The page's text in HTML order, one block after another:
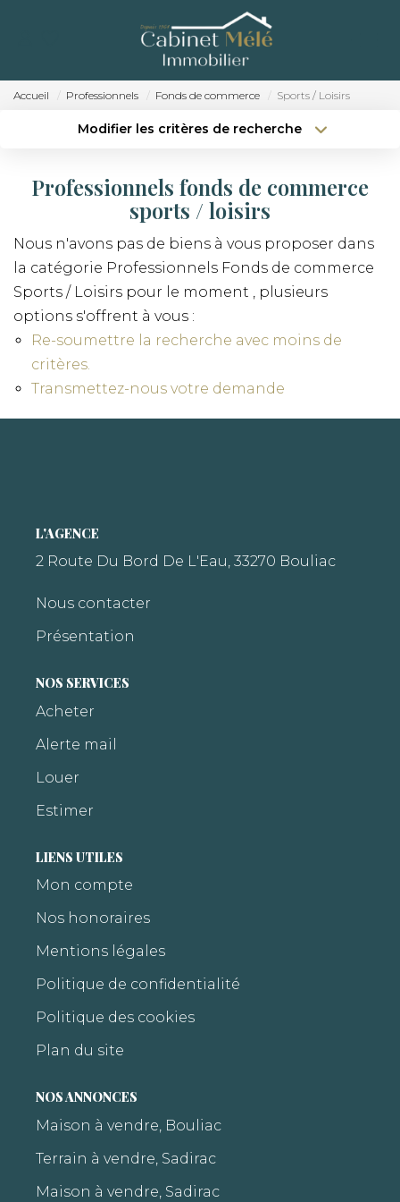
ACCUEIL
ACHETER
ESTIMER
RECRUTEMENT
CONTACT
Accueil Professionnels Fonds de commerce Sports / Loisirs
Modifier les critères de recherche
Budget max
Plus de critères Créer une alerte
Professionnels fonds de commerce
sports / loisirs
Nous n'avons pas de biens à vous proposer dans
la catégorie Professionnels Fonds de commerce
Sports / Loisirs pour le moment , plusieurs
options s'offrent à vous :
Re-soumettre la recherche avec moins de
critères.
Transmettez-nous votre demande
L'AGENCE
2 Route Du Bord De L'Eau, 33270 Bouliac
Nous contacter
Présentation
NOS SERVICES
Acheter
Alerte mail
Louer
Estimer
LIENS UTILES
Mon compte
Nos honoraires
Mentions légales
Politique de confidentialité
Politique des cookies
Plan du site
NOS ANNONCES
Maison à vendre, Bouliac
Terrain à vendre, Sadirac
Maison à vendre, Sadirac